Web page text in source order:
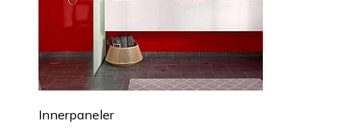
Innerpaneler